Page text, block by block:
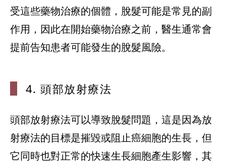
受這些藥物治療的個體，脫髮可能是常見的副
作用，因此在開始藥物治療之前，醫生通常會
提前告知患者可能發生的脫髮風險。
4. 頭部放射療法
頭部放射療法可以導致脫髮問題，這是因為放
射療法的目標是摧毀或阻止癌細胞的生長，但
它同時也對正常的快速生長細胞產生影響，其